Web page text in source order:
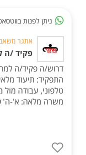
ניתן לפנות
אתגר
פקיד /ה
דרוש/ה פקיד/ה
התפקיד: תיעוד
טלפוני, עבודה
משרה מלאה: א'-ה' 07:00-16:00 ו' 07:30-...